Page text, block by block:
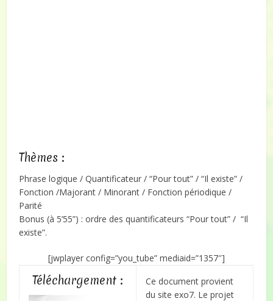
Thèmes :
Phrase logique / Quantificateur / “Pour tout” / “Il existe” /
Fonction /Majorant / Minorant / Fonction périodique /
Parité
Bonus (à 5’55”) : ordre des quantificateurs “Pour tout” / “Il
existe”.
[jwplayer config=”you_tube” mediaid=”1357″]
Téléchargement :
Ce document provient
du site exo7. Le projet